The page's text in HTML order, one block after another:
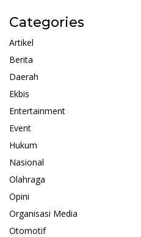
Categories
Artikel
Berita
Daerah
Ekbis
Entertainment
Event
Hukum
Nasional
Olahraga
Opini
Organisasi Media
Otomotif